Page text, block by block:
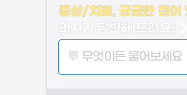
증상/치료, 궁금한 점이
의사가 답변해 드려요!
💬 무엇이든 물어보세요